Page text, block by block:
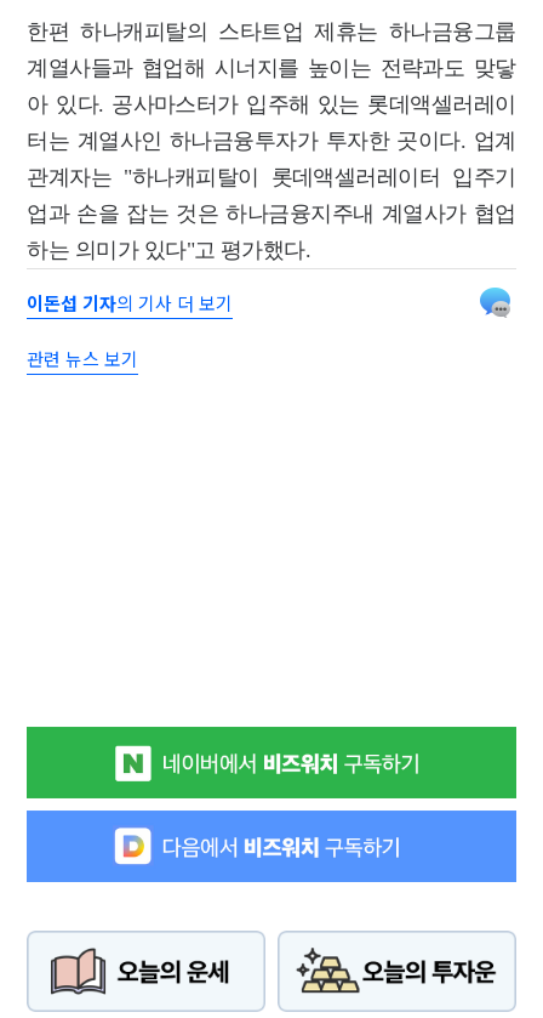
한편 하나캐피탈의 스타트업 제휴는 하나금융그룹
계열사들과 협업해 시너지를 높이는 전략과도 맞닿
아 있다. 공사마스터가 입주해 있는 롯데액셀러레이
터는 계열사인 하나금융투자가 투자한 곳이다. 업계
관계자는 "하나캐피탈이 롯데액셀러레이터 입주기
업과 손을 잡는 것은 하나금융지주내 계열사가 협업
하는 의미가 있다"고 평가했다.
이돈섭 기자의 기사 더 보기
관련 뉴스 보기